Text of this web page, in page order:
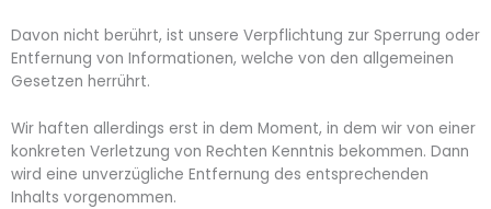
Davon nicht berührt, ist unsere Verpflichtung zur Sperrung oder
Entfernung von Informationen, welche von den allgemeinen
Gesetzen herrührt.
Wir haften allerdings erst in dem Moment, in dem wir von einer
konkreten Verletzung von Rechten Kenntnis bekommen. Dann
wird eine unverzügliche Entfernung des entsprechenden
Inhalts vorgenommen.